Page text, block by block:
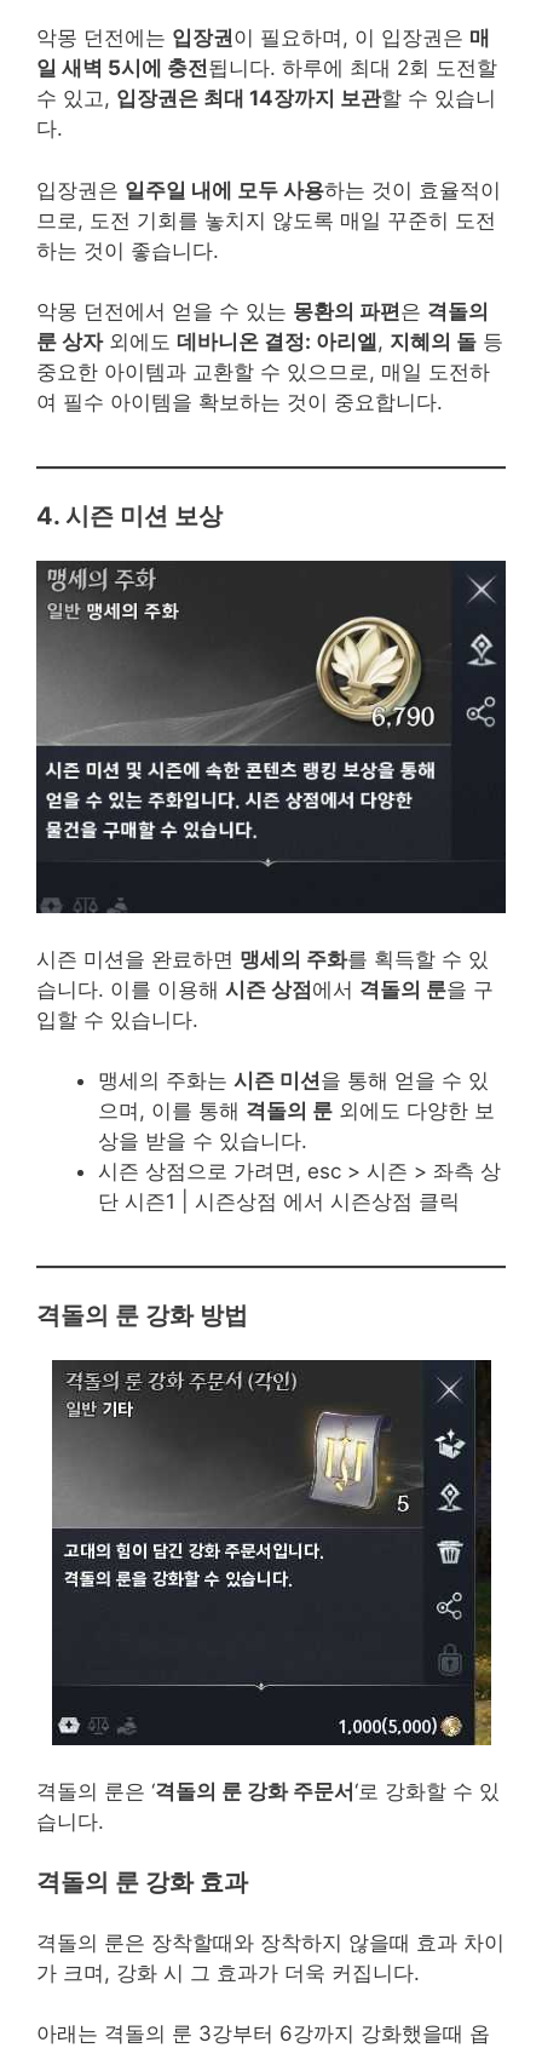
악몽 던전에는 입장권이 필요하며, 이 입장권은 매
일 새벽 5시에 충전됩니다. 하루에 최대 2회 도전할
수 있고, 입장권은 최대 14장까지 보관할 수 있습니
다.
입장권은 일주일 내에 모두 사용하는 것이 효율적이
므로, 도전 기회를 놓치지 않도록 매일 꾸준히 도전
하는 것이 좋습니다.
악몽 던전에서 얻을 수 있는 몽환의 파편은 격돌의
룬 상자외에도 데바니온 결정: 아리엘, 지혜의 돌 등
중요한 아이템과 교환할 수 있으므로, 매일 도전하
여 필수 아이템을 확보하는 것이 중요합니다.
4. 시즌 미션 보상
시즌 미션을 완료하면 맹세의 주화를 획득할 수 있
습니다. 이를 이용해 시즌 상점에서 격돌의 룬을 구
입할 수 있습니다.
맹세의 주화는 시즌 미션을 통해 얻을 수 있
으며, 이를 통해 격돌의 룬 외에도 다양한 보
상을 받을 수 있습니다.
시즌 상점으로 가려면, esc > 시즌 > 좌측 상
단 시즌1 | 시즌상점 에서 시즌상점 클릭
격돌의 룬 강화 방법
격돌의 룬은 ‘격돌의 룬 강화 주문서‘로 강화할 수 있
습니다.
격돌의 룬 강화 효과
격돌의 룬은 장착할때와 장착하지 않을때 효과 차이
가 크며, 강화 시 그 효과가 더욱 커집니다.
아래는 격돌의 룬 3강부터 6강까지 강화했을때 옵